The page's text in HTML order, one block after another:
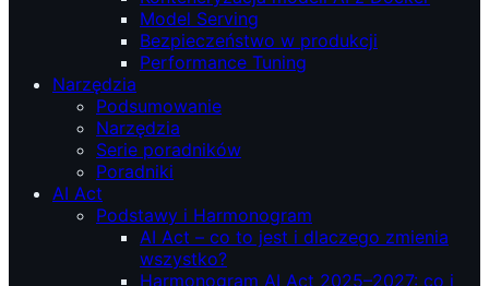
Model Serving
Bezpieczeństwo w produkcji
Performance Tuning
Narzędzia
Podsumowanie
Narzędzia
Serie poradników
Poradniki
AI Act
Podstawy i Harmonogram
AI Act – co to jest i dlaczego zmienia
wszystko?
Harmonogram AI Act 2025–2027: co i